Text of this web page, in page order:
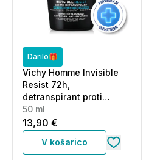
Darilo🎁
Vichy Homme Invisible
Resist 72h,
detranspirant proti
madežem in
razdraženosti - roll-on
(50 ml)
50 ml
13,90 €
V košarico